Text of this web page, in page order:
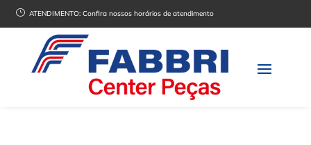
} ATENDIMENTO:Confira nossos horários de atendimento